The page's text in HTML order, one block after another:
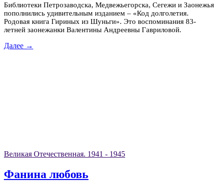
Библиотеки Петрозаводска, Медвежьегорска, Сегежи и Заонежья
пополнились удивительным изданием – «Код долголетия.
Родовая книга Гириных из Шуньги». Это воспоминания 83-
летней заонежанки Валентины Андреевны Гавриловой.
Далее →
Великая Отечественная. 1941 - 1945
Фанина любовь